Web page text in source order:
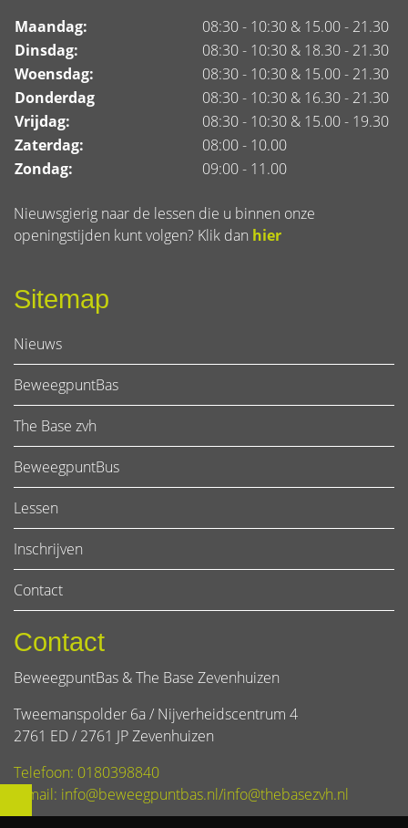
Maandag:
08:30 - 10:30 & 15.00 - 21.30
Dinsdag:
08:30 - 10:30 & 18.30 - 21.30
Woensdag:
08:30 - 10:30 & 15.00 - 21.30
Donderdag
08:30 - 10:30 & 16.30 - 21.30
Vrijdag:
08:30 - 10:30 & 15.00 - 19.30
Zaterdag:
08:00 - 10.00
Zondag:
09:00 - 11.00
Nieuwsgierig naar de lessen die u binnen onze
openingstijden kunt volgen? Klik dan hier
Sitemap
Nieuws
BeweegpuntBas
The Base zvh
BeweegpuntBus
Lessen
Inschrijven
Contact
Contact
BeweegpuntBas & The Base Zevenhuizen
Tweemanspolder 6a / Nijverheidscentrum 4
2761 ED / 2761 JP Zevenhuizen
Telefoon: 0180398840
E-mail: info@beweegpuntbas.nl/info@thebasezvh.nl